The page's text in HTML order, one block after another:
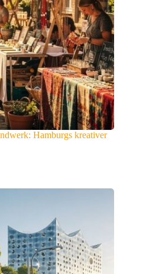
Hamburgs kreativer